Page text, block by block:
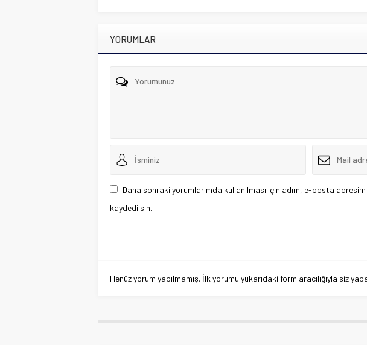
YORUMLAR
Daha sonraki yorumlarımda kullanılması için adım, e-posta
kaydedilsin.
Henüz yorum yapılmamış. İlk yorumu yukarıdaki form aracılığıyla siz